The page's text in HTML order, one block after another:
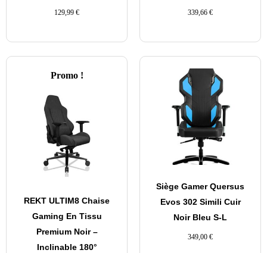
129,99 € 339,66 €
Promo !
REKT ULTIM8 Chaise
Gaming En Tissu
Premium Noir –
Inclinable 180°
Siège Gamer Quersus
Evos 302 Simili Cuir
Noir Bleu S-L
349,00 €